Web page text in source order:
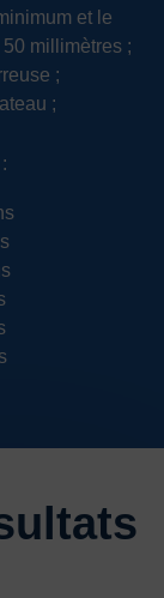
ball
et le
millimètres ;
;
;